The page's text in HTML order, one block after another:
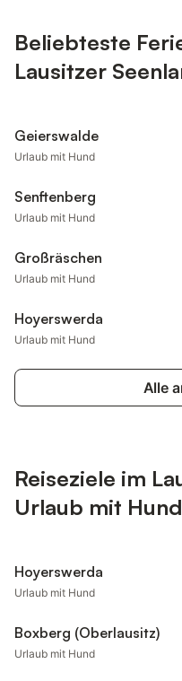
Beliebteste
Lausitzer
Geierswalde
Urlaub mit Hund
Senftenberg
Urlaub mit Hund
Großräschen
Urlaub mit Hund
Hoyerswerda
Urlaub mit Hund
Alle
Reiseziele im
Urlaub mit Hund
Hoyerswerda
Urlaub mit Hund
Boxberg (Oberlausitz)
Urlaub mit Hund